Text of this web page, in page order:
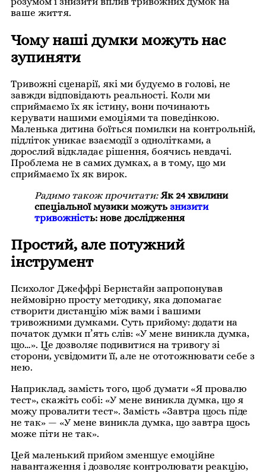
ваше життя.
Чому наші думки можуть нас
зупиняти
Тривожні сценарії, які ми будуємо в голові, не
завжди відповідають реальності. Коли ми
сприймаємо їх як істину, вони починають
керувати нашими емоціями та поведінкою.
Маленька дитина боїться помилки на контрольній,
підліток уникає взаємодії з однолітками, а
дорослий відкладає рішення, боячись невдачі.
Проблема не в самих думках, а в тому, що ми
сприймаємо їх як вирок.
Радимо також прочитати: Як 24 хвилини
спеціальної музики можуть знизити
тривожність: нове дослідження
Простий, але потужний
інструмент
Психолог Джеффрі Бернстайн запропонував
неймовірно просту методику, яка допомагає
створити дистанцію між вами і вашими
тривожними думками. Суть прийому: додати на
початок думки п’ять слів: «У мене виникла думка,
що…». Це дозволяє подивитися на тривогу зі
сторони, усвідомити її, але не ототожнювати себе з
нею.
Наприклад, замість того, щоб думати «Я провалю
тест», скажіть собі: «У мене виникла думка, що я
можу провалити тест». Замість «Завтра щось піде
не так» — «У мене виникла думка, що завтра щось
може піти не так».
Цей маленький прийом зменшує емоційне
навантаження і дозволяє контролювати реакцію,